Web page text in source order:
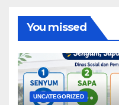
You missed
UNCATEGORIZED